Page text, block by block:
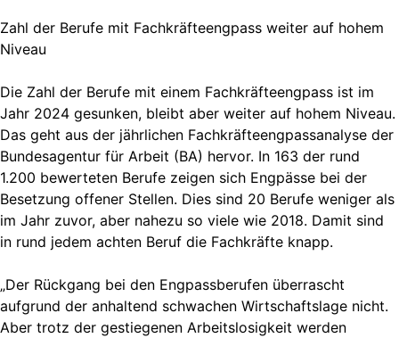
Zahl der Berufe mit Fachkräfteengpass weiter auf hohem
Niveau
Die Zahl der Berufe mit einem Fachkräfteengpass ist im
Jahr 2024 gesunken, bleibt aber weiter auf hohem Niveau.
Das geht aus der jährlichen Fachkräfteengpassanalyse der
Bundesagentur für Arbeit (BA) hervor. In 163 der rund
1.200 bewerteten Berufe zeigen sich Engpässe bei der
Besetzung offener Stellen. Dies sind 20 Berufe weniger als
im Jahr zuvor, aber nahezu so viele wie 2018. Damit sind
in rund jedem achten Beruf die Fachkräfte knapp.
„Der Rückgang bei den Engpassberufen überrascht
aufgrund der anhaltend schwachen Wirtschaftslage nicht.
Aber trotz der gestiegenen Arbeitslosigkeit werden